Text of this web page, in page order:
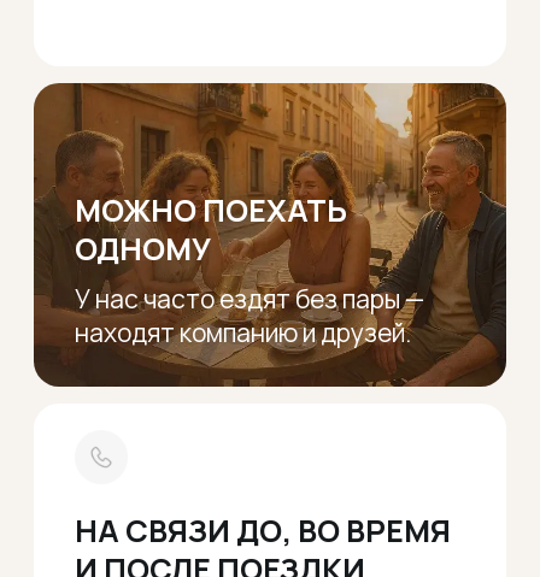
Электронная почта:
+48 732 997 721
Услуги:
Туры по месяцам
О нас
Информация:
Важная информация
Контакты
Скидки
Адреса выезда